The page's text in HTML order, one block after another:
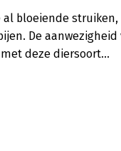
bloeiende
De
deze diersoort...